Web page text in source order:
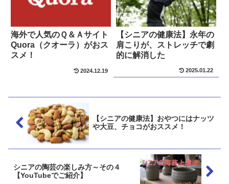
海外で人気のＱ＆Ａサイト
Quora（クオーラ）がおス
スメ！
2024.12.19
【シニアの健康法】永年の
肩こりが、ストレッチで劇
的に解消した
2025.01.22
【シニアの健康法】おやつにはナッツ
や大豆、チョコがおススメ！
シニアの陶芸の楽しみ方～その４
【YouTubeでご紹介】